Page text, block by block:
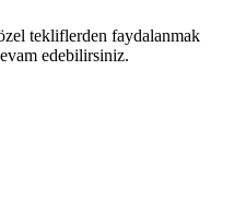
tekliflerden faydalanmak
edebilirsiniz.